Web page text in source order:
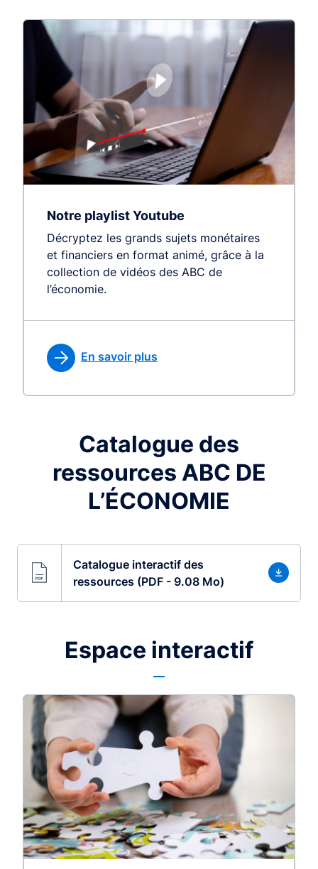
Notre playlist Youtube
Décryptez les grands sujets monétaires
et financiers en format animé, grâce à la
collection de vidéos des ABC de
l’économie.
En savoir plus
Catalogue des
ressources ABC DE
L’ÉCONOMIE
Catalogue interactif des
ressources (PDF - 9.08 Mo)
Espace interactif